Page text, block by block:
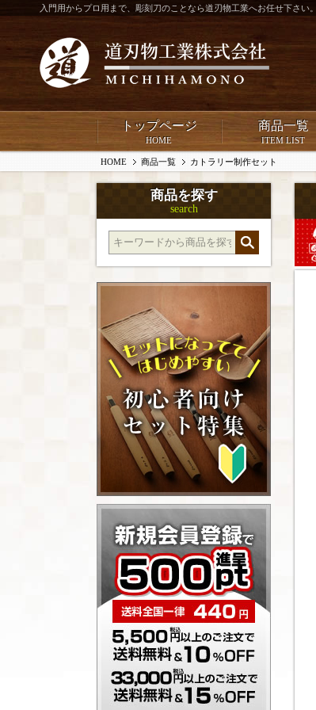
入門用からプロ用まで、彫刻刀のことなら道刃物工業へお任せ下さい。
トップページ
HOME
商品一覧
ITEM LIST
HOME 商品一覧 カトラリー制作セット
商品を探す
search